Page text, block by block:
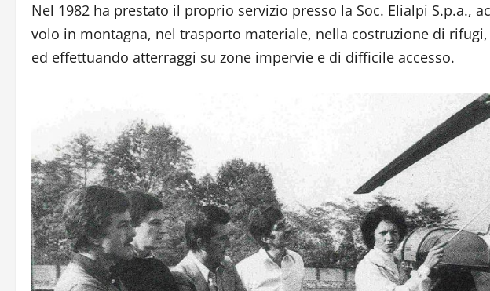
Nel 1982 ha prestato il proprio servizio presso la Soc. Elialpi S.p.a.,
volo in montagna, nel trasporto materiale, nella costruzione di
ed effettuando atterraggi su zone impervie e di difficile accesso.